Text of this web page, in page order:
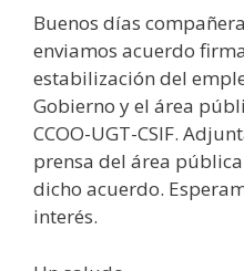
Buenos días
enviamos acuerdo
estabilización del
Gobierno y el área
CCOO-UGT-CSIF.
prensa del área pública
dicho acuerdo.
interés.